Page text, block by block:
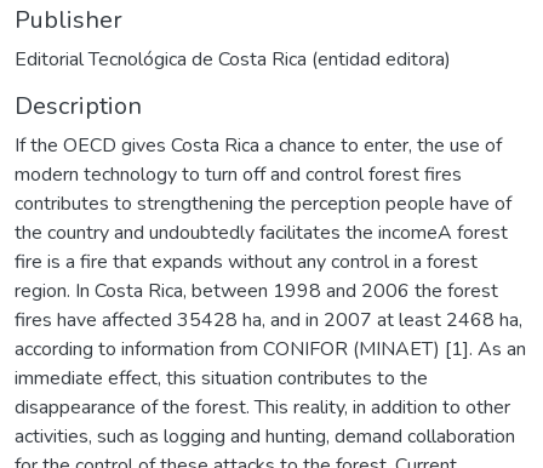
Publisher
Editorial Tecnológica de Costa Rica (entidad editora)
Description
If the OECD gives Costa Rica a chance to enter, the use of
modern technology to turn off and control forest fires
contributes to strengthening the perception people have of
the country and undoubtedly facilitates the incomeA forest
fire is a fire that expands without any control in a forest
region. In Costa Rica, between 1998 and 2006 the forest
fires have affected 35428 ha, and in 2007 at least 2468 ha,
according to information from CONIFOR (MINAET) [1]. As an
immediate effect, this situation contributes to the
disappearance of the forest. This reality, in addition to other
activities, such as logging and hunting, demand collaboration